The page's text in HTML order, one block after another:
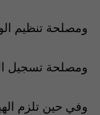
ومصلحة تنظيم
ومصلحة تسجيل
وفي حين تلزم